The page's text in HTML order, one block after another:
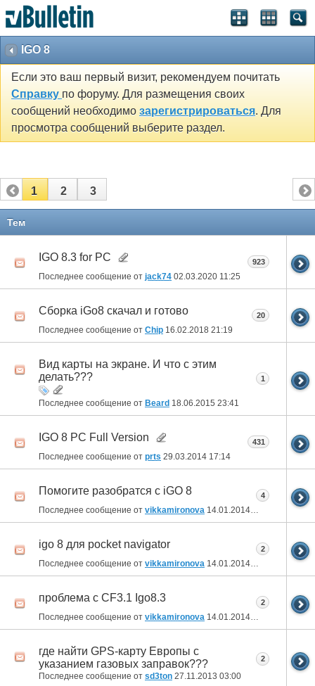
IGO 8
Если это ваш первый визит, рекомендуем почитать
Справку по форуму. Для размещения своих
сообщений необходимо зарегистрироваться. Для
просмотра сообщений выберите раздел.
1 2 3
Тем
IGO 8.3 for PC
Последнее сообщение от jack74 02.03.2020 11:25
923
Сборка iGo8 скачал и готово
Последнее сообщение от Chip 16.02.2018 21:19
20
Вид карты на экране. И что с этим
делать???
Последнее сообщение от Beard 18.06.2015 23:41
1
IGO 8 PC Full Version
Последнее сообщение от prts 29.03.2014 17:14
431
Помогите разобратся с iGO 8
Последнее сообщение от vikkamironova 14.01.2014 13:52
4
igo 8 для pocket navigator
Последнее сообщение от vikkamironova 14.01.2014 13:32
2
проблема с CF3.1 Igo8.3
Последнее сообщение от vikkamironova 14.01.2014 13:27
2
где найти GPS-карту Европы с
указанием газовых заправок???
Последнее сообщение от sd3ton 27.11.2013 03:00
2